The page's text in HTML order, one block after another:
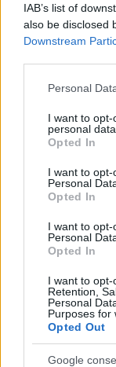
IAB’s list of
also be disclosed
Downstream
Please note that
not limited to
grant or deny
use your data for
consent section.
Personal
I want to
personal data.
Opted In
I want to
Personal
Opted In
I want to
Personal
Opted In
I want to opt-
Retention,
Personal
Purposes for
Opted Out
Google
HÍRADÓ #
PLAKÁTOK
NEMZETI
PLAKÁT #